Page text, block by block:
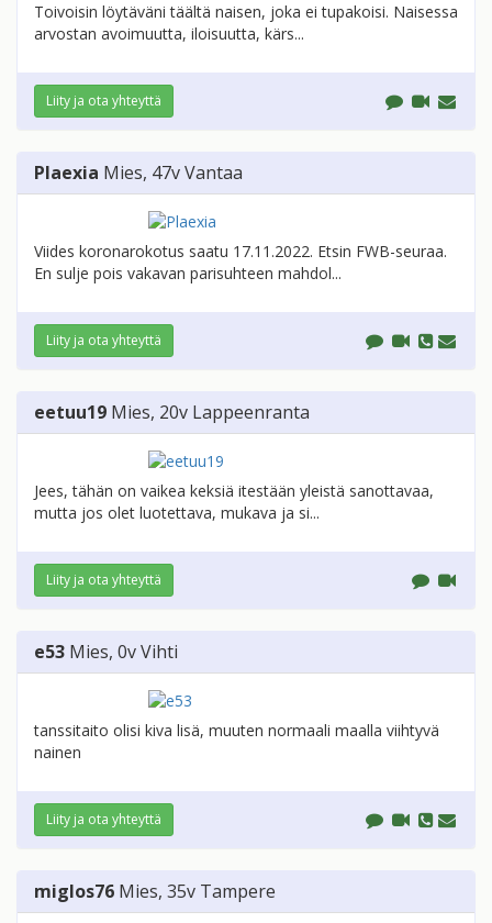
Toivoisin löytäväni täältä naisen, joka ei tupakoisi. Naisessa
arvostan avoimuutta, iloisuutta, kärs...
Liity ja ota yhteyttä
Plaexia Mies, 47vVantaa
Viides koronarokotus saatu 17.11.2022. Etsin FWB-seuraa.
En sulje pois vakavan parisuhteen mahdol...
Liity ja ota yhteyttä
eetuu19 Mies, 20v Lappeenranta
Jees, tähän on vaikea keksiä itestään yleistä sanottavaa,
mutta jos olet luotettava, mukava ja si...
Liity ja ota yhteyttä
e53 Mies, 0vVihti
tanssitaito olisi kiva lisä, muuten normaali maalla viihtyvä
nainen
Liity ja ota yhteyttä
miglos76 Mies, 35v Tampere